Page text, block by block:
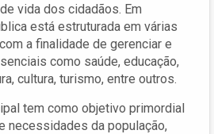
vida dos cidadãos. Em
está estruturada em várias
a finalidade de gerenciar e
como saúde, educação,
cultura, turismo, entre outros.
tem como objetivo primordial
necessidades da população,